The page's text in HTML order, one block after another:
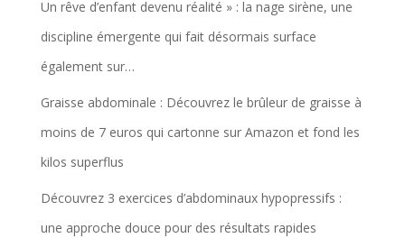
Un rêve d’enfant devenu réalité » : la nage sirène, une
discipline émergente qui fait désormais surface
également sur…
Graisse abdominale : Découvrez le brûleur de graisse à
moins de 7 euros qui cartonne sur Amazon et fond les
kilos superflus
Découvrez 3 exercices d’abdominaux hypopressifs :
une approche douce pour des résultats rapides